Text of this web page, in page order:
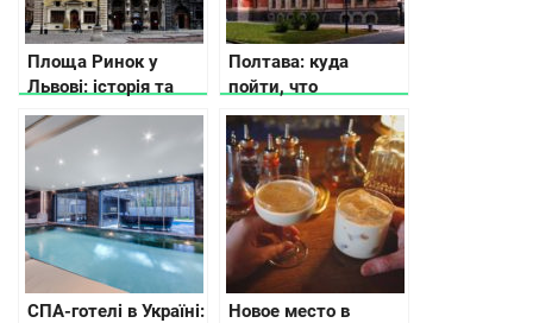
Площа Ринок у
Львові: історія та
цікаві факти
Полтава: куда
пойти, что
посмотреть, где
остановиться
СПА-готелі в Україні:
Новое место в